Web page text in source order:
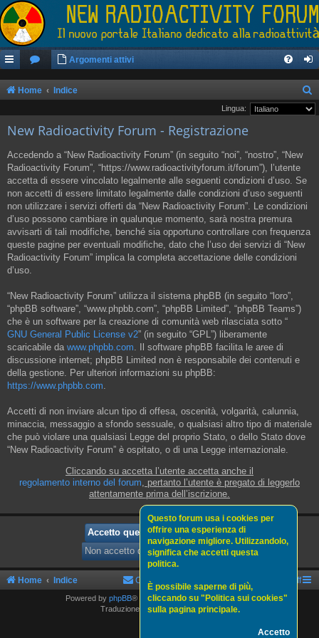
Argomenti attivi
Home Indice
Lingua:
New Radioactivity Forum - Registrazione
Accedendo a “New Radioactivity Forum” (in seguito “noi”, “nostro”, “New
Radioactivity Forum”, “https://www.radioactivityforum.it/forum”), l’utente
accetta di essere vincolato legalmente alle seguenti condizioni d’uso. Se
non accetti di essere limitato legalmente dalle condizioni d’uso seguenti
non utilizzare i servizi offerti da “New Radioactivity Forum”. Le condizioni
d’uso possono cambiare in qualunque momento, sarà nostra premura
avvisarti di tali modifiche, benché sia opportuno controllare con frequenza
queste pagine per eventuali modifiche, dato che l’uso dei servizi di “New
Radioactivity Forum” implica la completa accettazione delle condizioni
d’uso.
“New Radioactivity Forum” utilizza il sistema phpBB (in seguito “loro”,
“phpBB software”, “www.phpbb.com”, “phpBB Limited”, “phpBB Teams”)
che è un software per la creazione di comunità web rilasciata sotto “
GNU General Public License v2” (in seguito “GPL”) liberamente
scaricabile da www.phpbb.com. Il software phpBB facilita le aree di
discussione internet; phpBB Limited non è responsabile dei contenuti e
della gestione. Per ulteriori informazioni su phpBB:
https://www.phpbb.com.
Accetti di non inviare alcun tipo di offesa, oscenità, volgarità, calunnia,
minaccia, messaggio a sfondo sessuale, o qualsiasi altro tipo di materiale
che può violare una qualsiasi Legge del proprio Stato, o dello Stato dove
“New Radioactivity Forum” è ospitato, o di una Legge internazionale.
Cliccando su accetta l’utente accetta anche il
regolamento interno del forum, pertanto l’utente è pregato di leggerlo
attentamente prima dell’iscrizione.
Questo forum usa i cookies per
offrire una esperienza di
navigazione migliore. Utilizzandolo,
significa che accetti questa
politica.
È possibile saperne di più,
cliccando su "Politica sui cookies"
sulla pagina principale.
Accetto
Home Indice Staff
Politica sui cookies
Contattaci
Powered by phpBB® Forum Software © phpBB Limited
Traduzione Italiana phpBBItalia.net